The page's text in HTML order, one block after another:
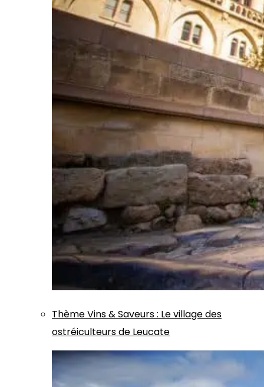
ThèmeVins & Saveurs: Le village des
ostréiculteurs de Leucate